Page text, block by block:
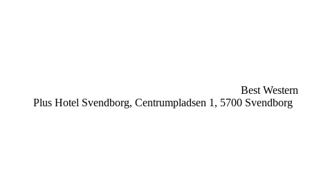
Best Western
Plus Hotel Svendborg, Centrumpladsen 1, 5700 Svendborg